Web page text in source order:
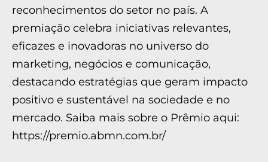
reconhecimentos do setor no país. A
premiação celebra iniciativas relevantes,
eficazes e inovadoras no universo do
marketing, negócios e comunicação,
destacando estratégias que geram impacto
positivo e sustentável na sociedade e no
mercado. Saiba mais sobre o Prêmio aqui:
https://premio.abmn.com.br/